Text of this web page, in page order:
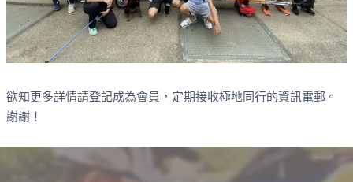
欲知更多詳情請登記成為會員，定期接收極地同行的資訊電郵。
謝謝！